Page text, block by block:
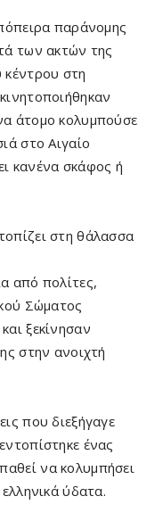
παράνομης
των ακτών της
κέντρου στη
άτομο κολυμπούσε
στο Αιγαίο
κανένα σκάφος ή
στη θάλασσα
από πολίτες,
Σώματος
ξεκίνησαν
στην ανοιχτή
που διεξήγαγε
ένας
να κολυμπήσει
ύδατα.